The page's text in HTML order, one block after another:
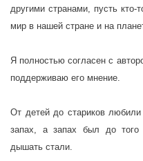
другими странами, пусть
мир в нашей стране и на
Я полностью согласен с
поддерживаю его мнение.
От детей до стариков
запах, а запах был до
дышать стали.